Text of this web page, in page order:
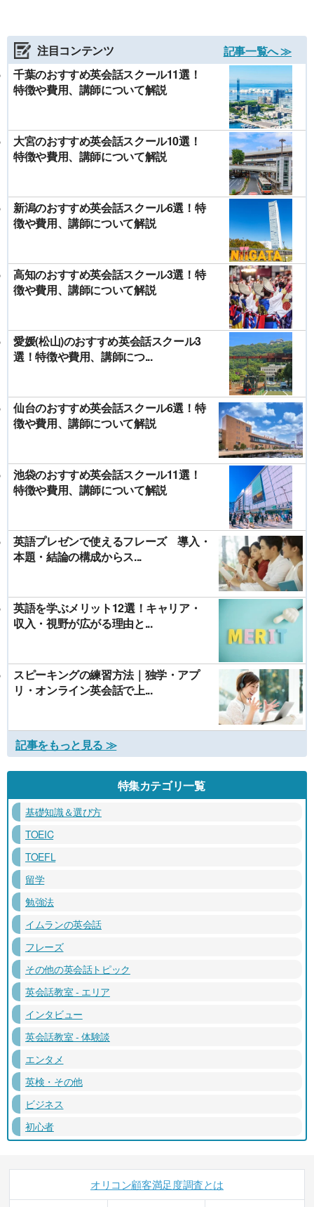
注目コンテンツ
記事一覧へ ≫
千葉のおすすめ英会話スクール11選！
特徴や費用、講師について解説
大宮のおすすめ英会話スクール10選！
特徴や費用、講師について解説
新潟のおすすめ英会話スクール6選！特
徴や費用、講師について解説
高知のおすすめ英会話スクール3選！特
徴や費用、講師について解説
愛媛(松山)のおすすめ英会話スクール3
選！特徴や費用、講師につ...
仙台のおすすめ英会話スクール6選！特
徴や費用、講師について解説
池袋のおすすめ英会話スクール11選！
特徴や費用、講師について解説
英語プレゼンで使えるフレーズ 導入・
本題・結論の構成からス...
英語を学ぶメリット12選！キャリア・
収入・視野が広がる理由と...
スピーキングの練習方法｜独学・アプ
リ・オンライン英会話で上...
記事をもっと見る ≫
特集カテゴリ一覧
基礎知識＆選び方
TOEIC
TOEFL
留学
勉強法
イムランの英会話
フレーズ
その他の英会話トピック
英会話教室 - エリア
インタビュー
英会話教室 - 体験談
エンタメ
英検・その他
ビジネス
初心者
オリコン顧客満足度調査とは